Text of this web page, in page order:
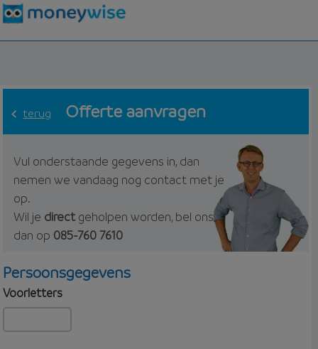
terug Offerte aanvragen
Vul onderstaande gegevens in, dan
nemen we vandaag nog contact met je
op.
Wil je directgeholpen worden, bel ons
dan op 085-760 7610
Persoonsgegevens
Voorletters